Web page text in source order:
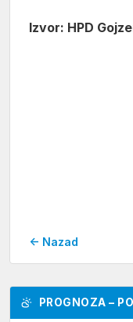
Izvor: HPD
← Nazad
PROGNOZA –